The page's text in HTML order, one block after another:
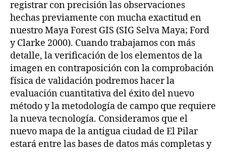
registrar con precisión las observaciones
hechas previamente con mucha exactitud en
nuestro Maya Forest GIS (SIG Selva Maya; Ford
y Clarke 2000). Cuando trabajamos con más
detalle, la verificación de los elementos de la
imagen en contraposición con la comprobación
física de validación podremos hacer la
evaluación cuantitativa del éxito del nuevo
método y la metodología de campo que requiere
la nueva tecnología. Consideramos que el
nuevo mapa de la antigua ciudad de El Pilar
estará entre las bases de datos más completas y